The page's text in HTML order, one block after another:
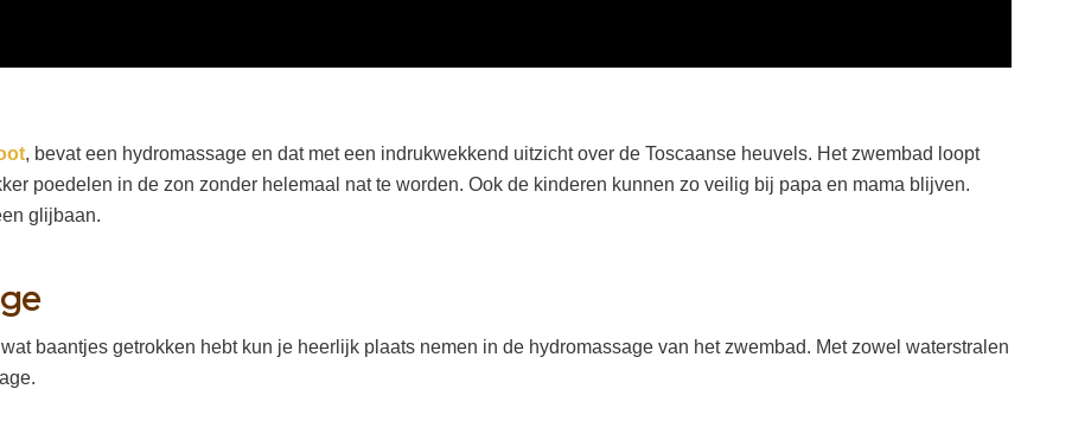
, bevat een hydromassage en dat met een indrukwekkend uitzicht over de Toscaanse heuvels. Het zwembad loopt
poedelen in de zon zonder helemaal nat te worden. Ook de kinderen kunnen zo veilig bij papa en mama blijven.
glijbaan.
baantjes getrokken hebt kun je heerlijk plaats nemen in de hydromassage van het zwembad. Met zowel waterstralen